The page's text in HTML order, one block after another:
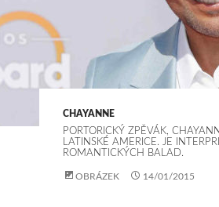
CHAYANNE
PORTORICKÝ ZPĚVÁK,
LATINSKÉ AMERICE. JE
ROMANTICKÝCH BALAD.
OBRÁZEK 14/01/2015